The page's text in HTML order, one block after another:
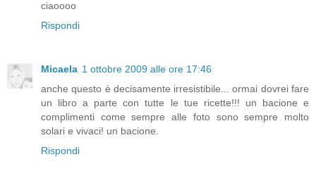
ciaoooo
Rispondi
Micaela 1 ottobre 2009 alle ore 17:46
anche questo è decisamente irresistibile... ormai dovrei fare
un libro a parte con tutte le tue ricette!!! un bacione e
complimenti come sempre alle foto sono sempre molto
solari e vivaci! un bacione.
Rispondi